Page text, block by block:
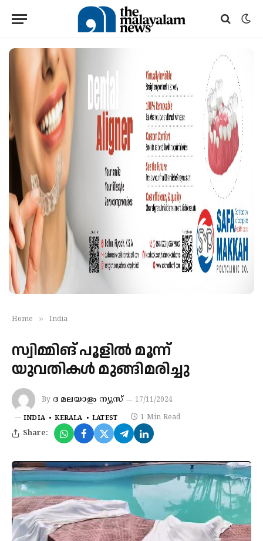
Home » India
സ്വിമ്മിങ് പൂളിൽ മൂന്ന്
യുവതികൾ മുങ്ങിമരിച്ചു
By ദ മലയാളം ന്യൂസ്‌ 17/11/2024
INDIA KERALA LATEST 1 Min Read
Share: